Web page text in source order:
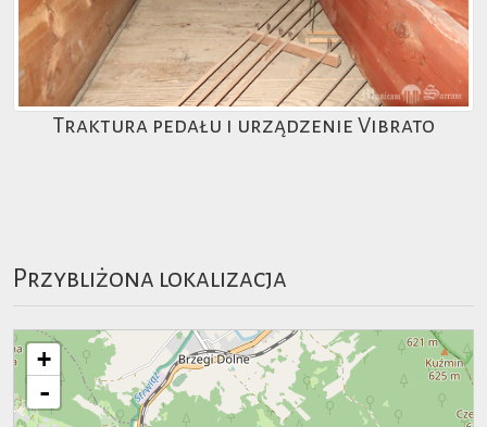
Traktura pedału i urządzenie Vibrato
Przybliżona lokalizacja
+
-